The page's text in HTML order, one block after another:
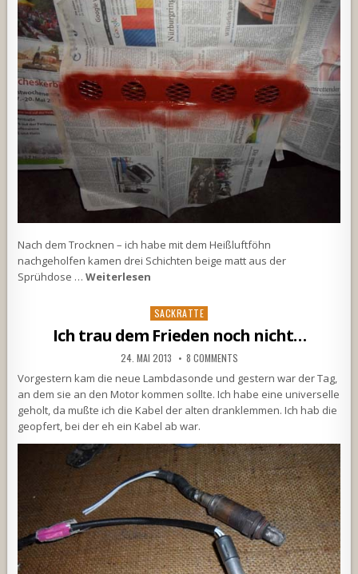
Nach dem Trocknen – ich habe mit dem Heißluftföhn
nachgeholfen kamen drei Schichten beige matt aus der
Sprühdose …Weiterlesen
Posted
in
SACKRATTE
Ich trau dem Frieden noch nicht…
24. MAI 2013 8 COMMENTS
Vorgestern kam die neue Lambdasonde und gestern war der Tag,
an dem sie an den Motor kommen sollte. Ich habe eine universelle
geholt, da mußte ich die Kabel der alten dranklemmen. Ich hab die
geopfert, bei der eh ein Kabel ab war.